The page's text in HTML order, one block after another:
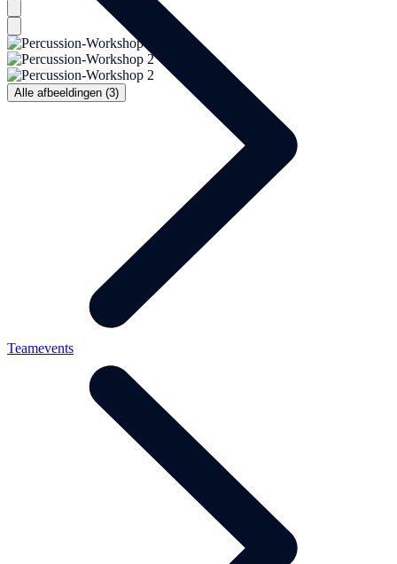
Alle afbeeldingen (3)
Teamevents